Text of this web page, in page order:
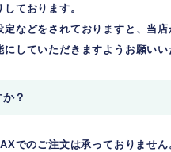
ております。
などをされておりますと、当
にしていただきますようお願
？
でのご注文は承っておりません